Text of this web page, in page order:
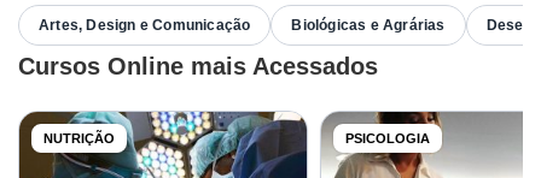
Artes, Design e Comunicação Biológicas e Agrárias
Cursos Online mais Acessados
NUTRIÇÃO PSICOLOGIA